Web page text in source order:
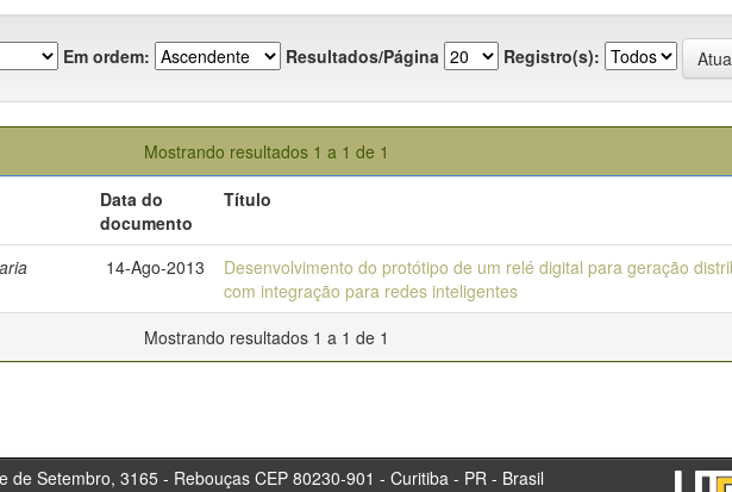
Em ordem: Resultados/Página Registro(s):
Mostrando resultados 1 a 1 de 1
Data do
documento
Título
14-Ago-2013
Desenvolvimento do protótipo de um relé digital para geração
com integração para redes inteligentes
Mostrando resultados 1 a 1 de 1
3165 - Rebouças CEP 80230-901 - Curitiba - PR - Brasil